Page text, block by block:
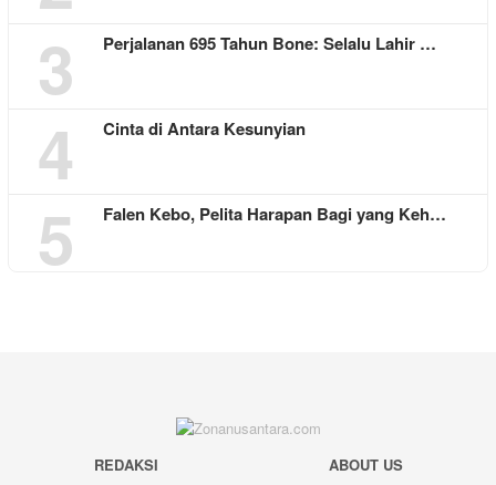
3 Perjalanan 695 Tahun Bone: Selalu Lahir …
4 Cinta di Antara Kesunyian
5 Falen Kebo, Pelita Harapan Bagi yang Keh…
REDAKSI
ABOUT US